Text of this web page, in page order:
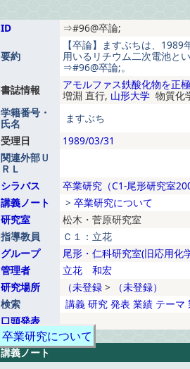
ID ⇒#96@卒論;
要約
【卒論】ますぶちは、
用いるリチウム二次電池と
⇒#96@卒論;。
書誌情報
アモルファス鉄酸化物を正
増淵 直行, 山形大学 物質化
学籍番号・
氏名
ますぶち
受理日
1989/03/31
関連外部Ｕ
ＲＬ
シラバス
卒業研究（C1-尾形研究室
講義ノート
> 卒業研究について
研究室
松木・菅原研究室
指導教員
Ｃ１：立花
グループ
尾形・仁科研究室(旧応用化
管理者
立花 和宏
研究場所
（未登録 >
（未登録）
検索
講義 研究 発表 業績 テーマ
口頭発表
卒業研究について
講義ノート